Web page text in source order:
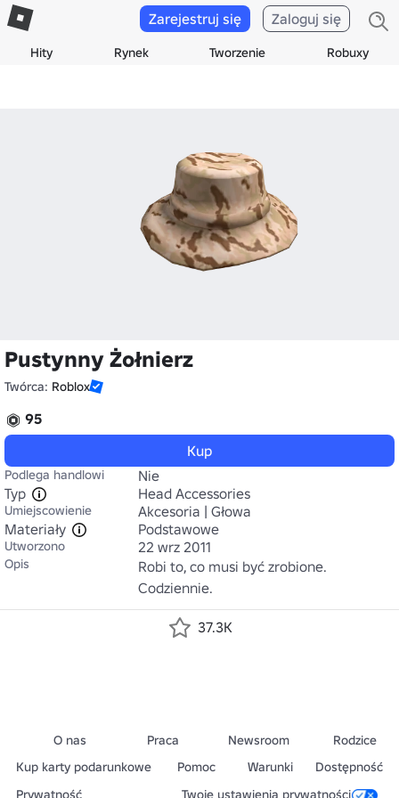
Hity Rynek Tworzenie Robuxy
Zarejestruj się Zaloguj się
Pustynny Żołnierz
Twórca: Roblox
95
Kup
Podlega handlowi
Nie
Typ
Head Accessories
Umiejscowienie
Akcesoria | Głowa
Materiały
Podstawowe
Utworzono 22 wrz 2011
Opis
Robi to, co musi być zrobione.
Codziennie.
37.3K
O nas Praca Newsroom
Rodzice
Kup karty podarunkowe
Pomoc Warunki
Dostępność
Prywatność
Twoje ustawienia prywatności